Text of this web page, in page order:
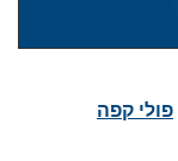
פולי קפה